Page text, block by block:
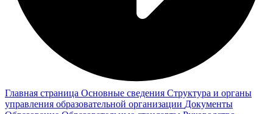
Главная страница Основные сведения Структура и органы
управления образовательной организации Документы